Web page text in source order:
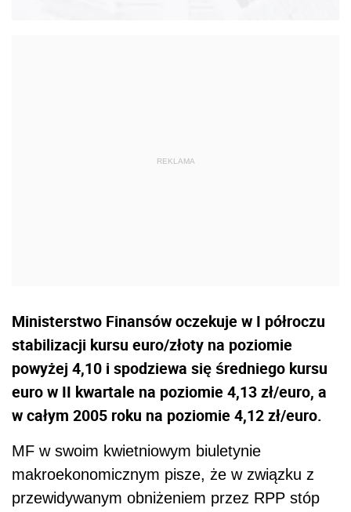
Ministerstwo Finansów oczekuje w I półroczu
stabilizacji kursu euro/złoty na poziomie
powyżej 4,10 i spodziewa się średniego kursu
euro w II kwartale na poziomie 4,13 zł/euro, a
w całym 2005 roku na poziomie 4,12 zł/euro.
MF w swoim kwietniowym biuletynie
makroekonomicznym pisze, że w związku z
przewidywanym obniżeniem przez RPP stóp